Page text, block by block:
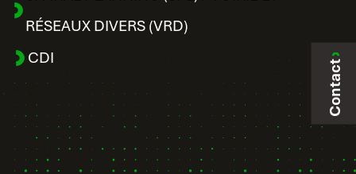
RÉSEAUX DIVERS (VRD)
CDI
Contact